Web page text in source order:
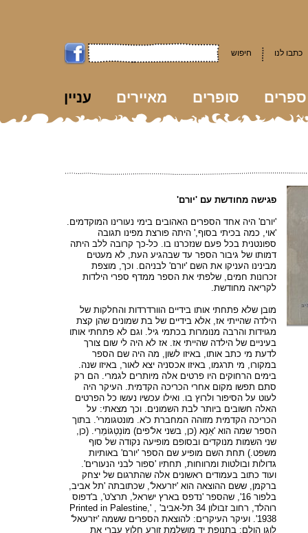
חיפוש כתבו לנו
ספרים סופרים מאיירים עניין
פגישה מחודשת עם 'יורם'
'יורם' היה אחד הספרים האהובים בימי נעורינו המוקדמים.
'אוי, כמה בכיתי בסוף,' היתה פורצת מפינו תגובה
ספונטנית בכל פעם שנזכרנו בו. כל-כך קרובה ללב היתה
דמותו של גיבור הספר עד שבהגיע העת, לא מעטים
מבינינו העניקו את השם 'יורם' לבניהם. וכך, מוצפת
זכרונות חמים, שלפתי את הספר ממדף ספרי הילדות
לקריאה מחודשת.
מובן שלא פתחתי אותו בידיים הוורדרדות והחלקות של
הילדה שהייתי אז, אלא בידיים של בת שמונים שהן קצת
מגוידות והרבה מנומרות בכתמי גיל. וגם לא פתחתי אותו
בעיניים של הילדה שהייתי אז. אז לא היה לי שום צורך
לדעת מי כתב אותו, באיזו לשון, מה היה שם הספר
במקורו, מי תרגמו, באיזו אכסניה יצא לאור, באיזו שנה.
בימים הרחוקים היו פרטים אלה מיותרים לגמרי. הם רק
סתם תפשו מקום אחרי הכריכה הקדמית. העיקר היה
לעוט על הסיפור ולרוץ בו. ואילו עכשיו נעשו כל הפרטים
האלה חשובים ביותר לבת השמונים. וכך מצאתי: על
הכריכה הקדמית מזוהה המחברת כ'א. מונטגומרי'. בתוך
הספר שמה הוא 'אַנַא (כן, בשני אל'פים) מוֹנְטְגוֹמֵרִי. (כן,
שני השמות מנוקדים ובסופם מופיעה נקודה של סוף
משפט.) תחת השם מופיע שם הספר 'יורם' באותיות
גדולות ובולטות ומרווחות, תחתיו 'ספור לבני הנעורים'.
ועוד כתוב בעמודים ראשונים אלה שהתרגום של יצחק
ברקמן, ששם ההוצאה הוא 'יזרעאל', שכתובתה 'תל אביב,
בלפור 16', שהספר 'נדפס בארץ ישראל, תרצ'ט', ב'דפוס
רוהלד, רחוב זבולון 34 תל-אביב' , 'Printed in Palestine,
1938'. ועיקר העיקרים: להוצאת הספרים ששמה 'יזרעאל'
לוגו הולם: בתנופת יד מושלמת זורע חלוץ עברי את